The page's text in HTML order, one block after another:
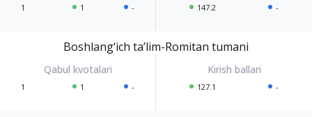
1 1 - 147.2 -
Boshlang‘ich ta’lim-Romitan tumani
1 1 - 127.1 -